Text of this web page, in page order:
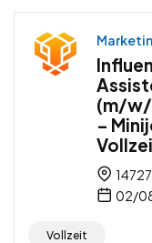
(m/w/
–
02/
Vollzeit